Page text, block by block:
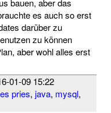
bauen, aber das
es auch so erst
darüber zu
zu können
aber wohl alles erst
01-09 15:22
pries, java, mysql,